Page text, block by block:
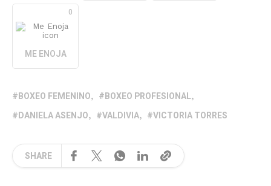
0
ME ENOJA
BOXEO FEMENINO
BOXEO PROFESIONAL
DANIELA ASENJO
VALDIVIA VICTORIA TORRES
SHARE